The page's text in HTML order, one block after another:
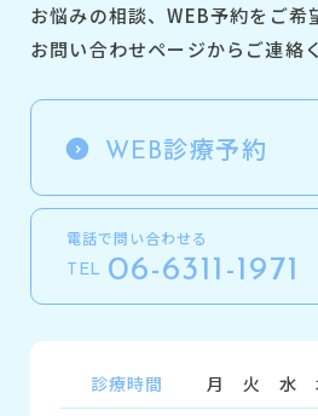
お悩みの相談、WEB予約をご希
お問い合わせページからご連絡
WEB診療予約
電話で問い合わせる
TEL 06-6311-1971
診療時間 月 火 水